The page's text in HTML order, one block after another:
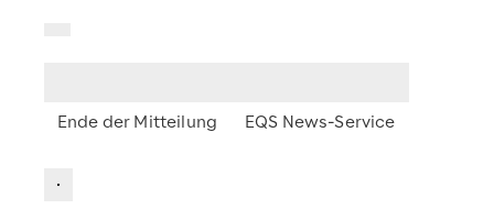
Ende der Mitteilung EQS News-Service